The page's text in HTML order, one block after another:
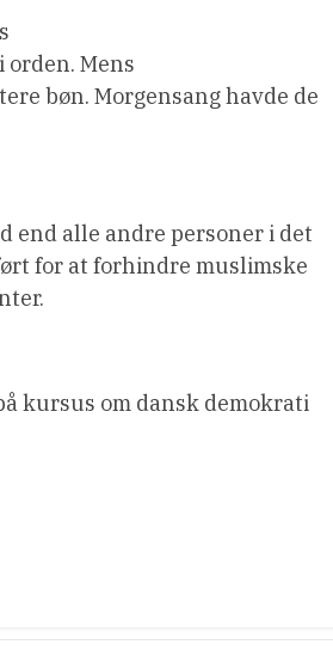
Mens
bøn. Morgensang havde de
end alle andre personer i det
for at forhindre muslimske
kursus om dansk demokrati